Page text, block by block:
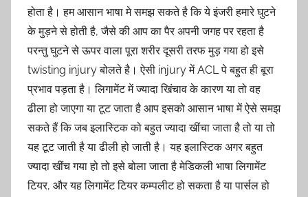
होता है। हम आसान भाषा मे समझ सकते है कि ये इंजरी हमारे घुटने
के मुड़ने से होती है, जैसे की आप का पैर अपनी जगह पर रहता है
परन्तु घुटने से ऊपर वाला पूरा शरीर दूसरी तरफ मुड़ गया हो इसे
twisting injury बोलते है। ऐसी injury में ACL पे बहुत ही बूरा
प्रभाव पड़ता है। लिगामेंट में ज्यादा खिंचाव के कारण या तो वह
ढीला हो जाएगा या टूट जाता है आप इसको आसान भाषा में ऐसे समझ
सकते हैं कि जब इलास्टिक को बहुत ज्यादा खींचा जाता है तो या तो
यह टूट जाती है या ढीली हो जाती है। यह इलास्टिक अगर बहुत
ज्यादा खींच गया हो तो इसे बोला जाता है मेडिकली भाषा लिगामेंट
टियर, और यह लिगामेंट टियर कम्पलीट हो सकता है या पार्सल हो